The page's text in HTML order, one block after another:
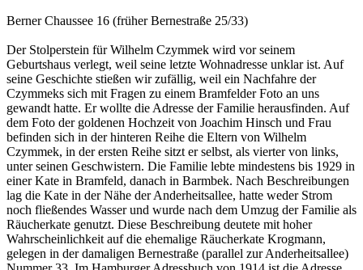
Berner Chaussee 16 (früher Bernestraße 25/33)
Der Stolperstein für Wilhelm Czymmek wird vor seinem
Geburtshaus verlegt, weil seine letzte Wohnadresse unklar ist. Auf
seine Geschichte stießen wir zufällig, weil ein Nachfahre der
Czymmeks sich mit Fragen zu einem Bramfelder Foto an uns
gewandt hatte. Er wollte die Adresse der Familie herausfinden. Auf
dem Foto der goldenen Hochzeit von Joachim Hinsch und Frau
befinden sich in der hinteren Reihe die Eltern von Wilhelm
Czymmek, in der ersten Reihe sitzt er selbst, als vierter von links,
unter seinen Geschwistern. Die Familie lebte mindestens bis 1929 in
einer Kate in Bramfeld, danach in Barmbek. Nach Beschreibungen
lag die Kate in der Nähe der Anderheitsallee, hatte weder Strom
noch fließendes Wasser und wurde nach dem Umzug der Familie als
Räucherkate genutzt. Diese Beschreibung deutete mit hoher
Wahrscheinlichkeit auf die ehemalige Räucherkate Krogmann,
gelegen in der damaligen Bernestraße (parallel zur Anderheitsallee)